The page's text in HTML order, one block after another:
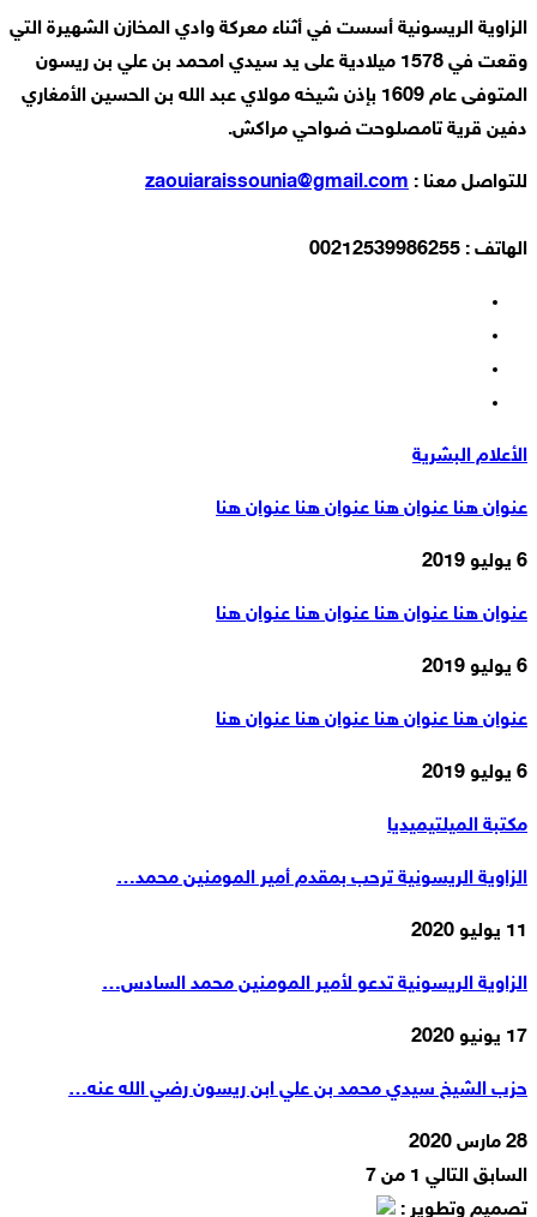
الزاوية الريسونية أسست في أثناء معركة وادي المخازن الشهيرة التي
وقعت في 1578 ميلادية على يد سيدي امحمد بن علي بن ريسون
المتوفى عام 1609 بإذن شيخه مولاي عبد الله بن الحسين الأمغاري
دفين قرية تامصلوحت ضواحي مراكش.
للتواصل معنا : zaouiaraissounia@gmail.com
الهاتف : 00212539986255
الأعلام البشرية
عنوان هنا عنوان هنا عنوان هنا عنوان هنا
6 يوليو 2019
عنوان هنا عنوان هنا عنوان هنا عنوان هنا
6 يوليو 2019
عنوان هنا عنوان هنا عنوان هنا عنوان هنا
6 يوليو 2019
مكتبة الميلتيميديا
الزاوية الريسونية ترحب بمقدم أمير المومنين محمد…
11 يوليو 2020
الزاوية الريسونية تدعو لأمير المومنين محمد السادس…
17 يونيو 2020
حزب الشيخ سيدي محمد بن علي ابن ريسون رضي الله عنه…
28 مارس 2020
السابق التالي 1 من 7
تصميم وتطوير :